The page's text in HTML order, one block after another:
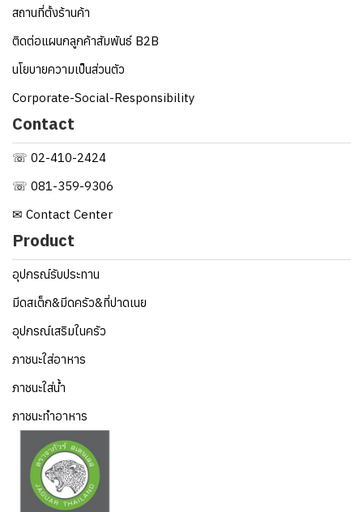
สถานที่ตั้งร้านค้า
ติดต่อแผนกลูกค้าสัมพันธ์ B2B
นโยบายความเป็นส่วนตัว
Corporate-Social-Responsibility
Contact
☏ 02-410-2424
☏ 081-359-9306
✉ Contact Center
Product
อุปกรณ์รับประทาน
มีดสเต็ก&มีดครัว&ที่ปาดเนย
อุปกรณ์เสริมในครัว
ภาชนะใส่อาหาร
ภาชนะใส่น้ำ
ภาชนะทำอาหาร